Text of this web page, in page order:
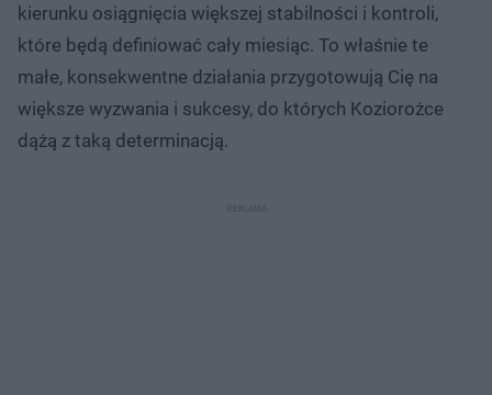
kierunku osiągnięcia większej stabilności i kontroli,
które będą definiować cały miesiąc. To właśnie te
małe, konsekwentne działania przygotowują Cię na
większe wyzwania i sukcesy, do których Koziorożce
dążą z taką determinacją.